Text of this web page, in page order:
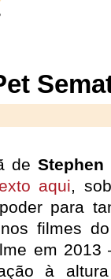
deStephen
aqui,
para
nos filmes
em 2013
à